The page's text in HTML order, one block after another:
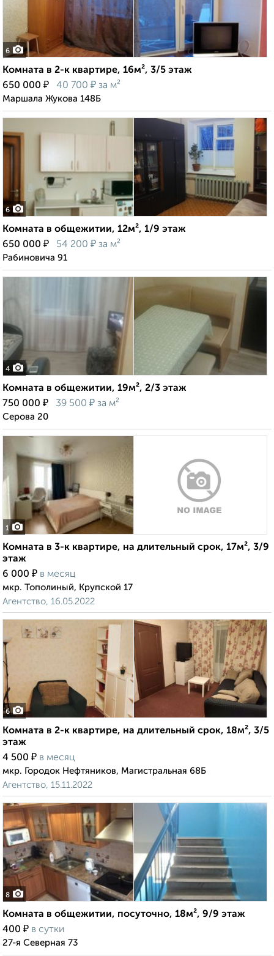
6
Комната в 2-к квартире, 16м², 3/5 этаж
650 000 ₽ 40 700 ₽ за м²
Маршала Жукова 148Б
6
Комната в общежитии, 12м², 1/9 этаж
650 000 ₽ 54 200 ₽ за м²
Рабиновича 91
4
Комната в общежитии, 19м², 2/3 этаж
750 000 ₽ 39 500 ₽ за м²
Серова 20
1
Комната в 3-к квартире, на длительный срок, 17м², 3/9
этаж
6 000 ₽ в месяц
мкр. Тополиный, Крупской 17
Агентство, 16.05.2022
6
Комната в 2-к квартире, на длительный срок, 18м², 3/5
этаж
4 500 ₽ в месяц
мкр. Городок Нефтяников, Магистральная 68Б
Агентство, 15.11.2022
8
Комната в общежитии, посуточно, 18м², 9/9 этаж
400 ₽ в сутки
27-я Северная 73